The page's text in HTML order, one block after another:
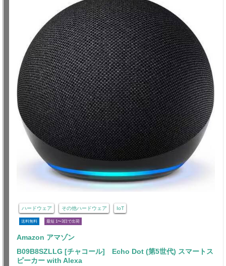
ハードウェア その他ハードウェア IoT
送料無料 最短 1〜3日で出荷
Amazon アマゾン
B09B8SZLLG [チャコール] Echo Dot (第5世代) スマートス
ピーカー with Alexa